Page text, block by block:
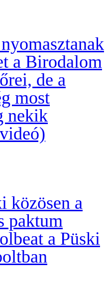
a Birodalom
de a
most
nekik
közösen a
paktum
a Püski